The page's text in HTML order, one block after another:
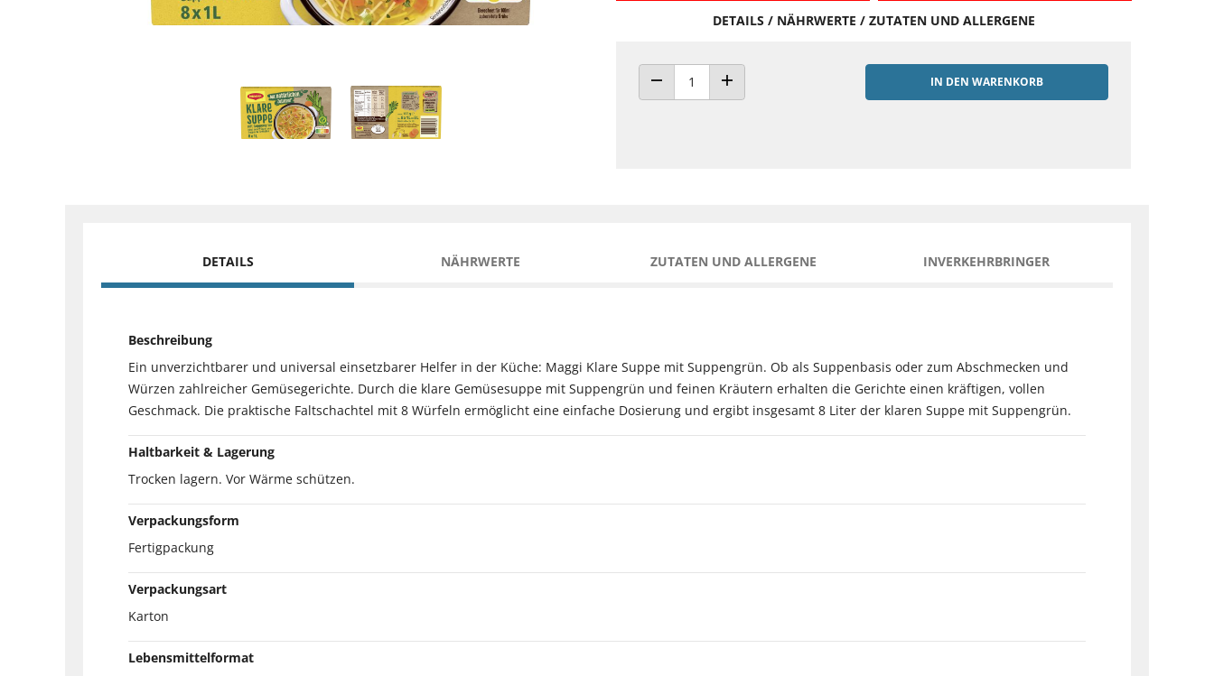
DETAILS / NÄHRWERTE / ZUTATEN UND ALLERGENE
ANZAHL VERRINGERNANZAHL ERHÖHEN
IN DEN WARENKORB
DETAILS NÄHRWERTE ZUTATEN UND ALLERGENE INVERKEHRBRINGER
Beschreibung
Ein unverzichtbarer und universal einsetzbarer Helfer in der Küche: Maggi Klare Suppe mit Suppengrün. Ob als Suppenbasis oder zum Abschmecken und
Würzen zahlreicher Gemüsegerichte. Durch die klare Gemüsesuppe mit Suppengrün und feinen Kräutern erhalten die Gerichte einen kräftigen, vollen
Geschmack. Die praktische Faltschachtel mit 8 Würfeln ermöglicht eine einfache Dosierung und ergibt insgesamt 8 Liter der klaren Suppe mit Suppengrün.
Haltbarkeit & Lagerung
Trocken lagern. Vor Wärme schützen.
Verpackungsform
Fertigpackung
Verpackungsart
Karton
Lebensmittelformat